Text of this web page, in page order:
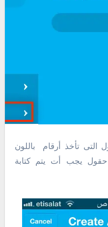
التى تأخذ أرقام باللون
هى أهم حقول يجب أت يتم كتابة